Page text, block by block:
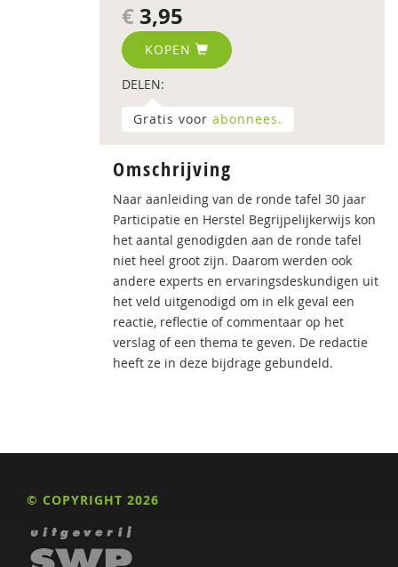
€ 3,95
KOPEN
DELEN:
Gratis voor abonnees.
Omschrijving
Naar aanleiding van de ronde tafel 30 jaar
Participatie en Herstel Begrijpelijkerwijs kon
het aantal genodigden aan de ronde tafel
niet heel groot zijn. Daarom werden ook
andere experts en ervaringsdeskundigen uit
het veld uitgenodigd om in elk geval een
reactie, reflectie of commentaar op het
verslag of een thema te geven. De redactie
heeft ze in deze bijdrage gebundeld.
© COPYRIGHT 2026